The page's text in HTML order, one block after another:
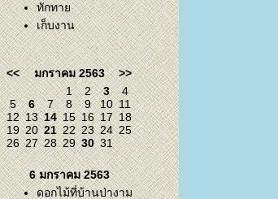
ทักทา
เก็บงาน
<< มกราคม 2563
>>
1
2 3
4
5
6 7 8 9 10 11
12 13 14 15 16 17 18
19 20 21 22 23 24 25
26 27 28 29 30 31
6 มกราคม 2563
ดอกไม้ที่บ้านป่างาม